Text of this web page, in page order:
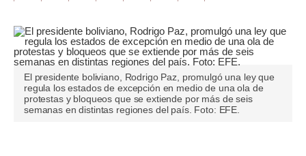
Pregunta de hoy
Blogs
Tendencias
El presidente boliviano, Rodrigo Paz, promulgó una ley que
regula los estados de excepción en medio de una ola de
protestas y bloqueos que se extiende por más de seis
semanas en distintas regiones del país. Foto: EFE.